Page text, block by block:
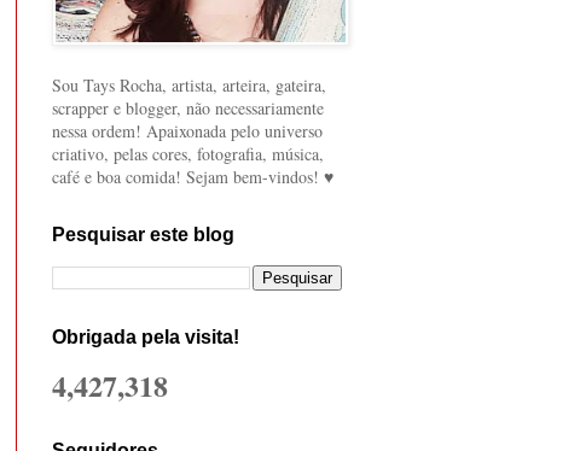
Sou Tays Rocha, artista, arteira, gateira,
scrapper e blogger, não necessariamente
nessa ordem! Apaixonada pelo universo
criativo, pelas cores, fotografia, música,
café e boa comida! Sejam bem-vindos! ♥
Pesquisar este blog
Obrigada pela visita!
4,427,318